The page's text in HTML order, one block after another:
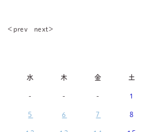
＜ｐｒｅｖ ｎｅｘｔ＞
水 木 金 土
- - - 1
5 6 7 8